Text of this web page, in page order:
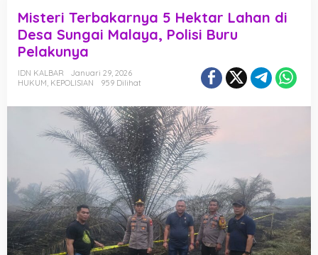
Misteri Terbakarnya 5 Hektar Lahan di
Desa Sungai Malaya, Polisi Buru
Pelakunya
IDN KALBAR
Januari 29, 2026
HUKUM, KEPOLISIAN 959 Dilihat